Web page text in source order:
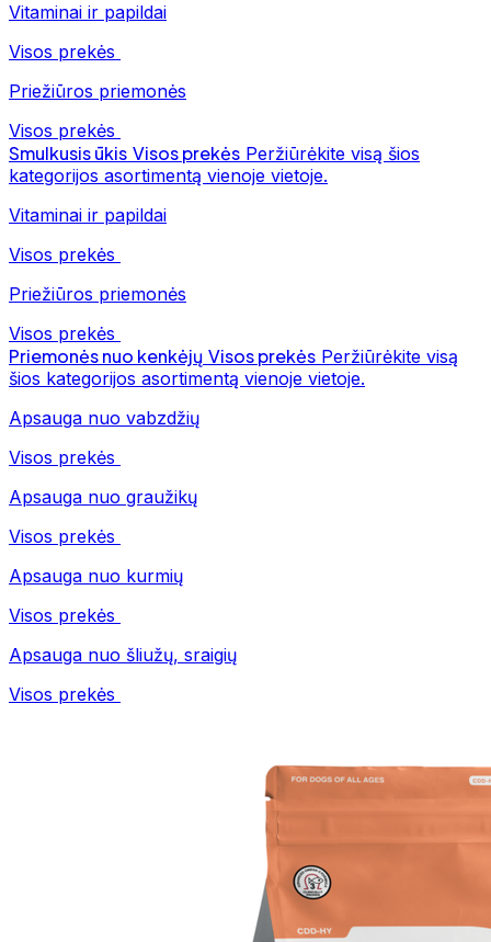
Vitaminai ir papildai
Visos prekės
Priežiūros priemonės
Visos prekės
Smulkusis ūkis Visos prekės Peržiūrėkite visą šios
kategorijos asortimentą vienoje vietoje.
Vitaminai ir papildai
Visos prekės
Priežiūros priemonės
Visos prekės
Priemonės nuo kenkėjų Visos prekės Peržiūrėkite visą
šios kategorijos asortimentą vienoje vietoje.
Apsauga nuo vabzdžių
Visos prekės
Apsauga nuo graužikų
Visos prekės
Apsauga nuo kurmių
Visos prekės
Apsauga nuo šliužų, sraigių
Visos prekės